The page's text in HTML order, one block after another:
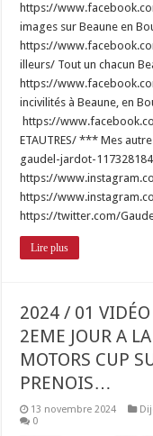
https://
images sur Beaune en
https://
illeurs/ Tout un chacun
https://
incivilités à Beaune, en
https://
ETAUTRES/ *** Mes
gaudel-jardot-
https://
https://
https://twitter.com/
Lire plus
2024 / 01
2EME JOUR A
MOTORS CUP
PRENOIS…
13 novembre 2024
0